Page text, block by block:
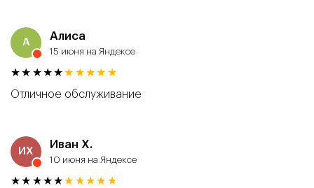
А
Алиса
15 июня на Яндексе
★★★★★★★★★★
Отличное обслуживание
ИХ
Иван Х.
10 июня на Яндексе
★★★★★★★★★★